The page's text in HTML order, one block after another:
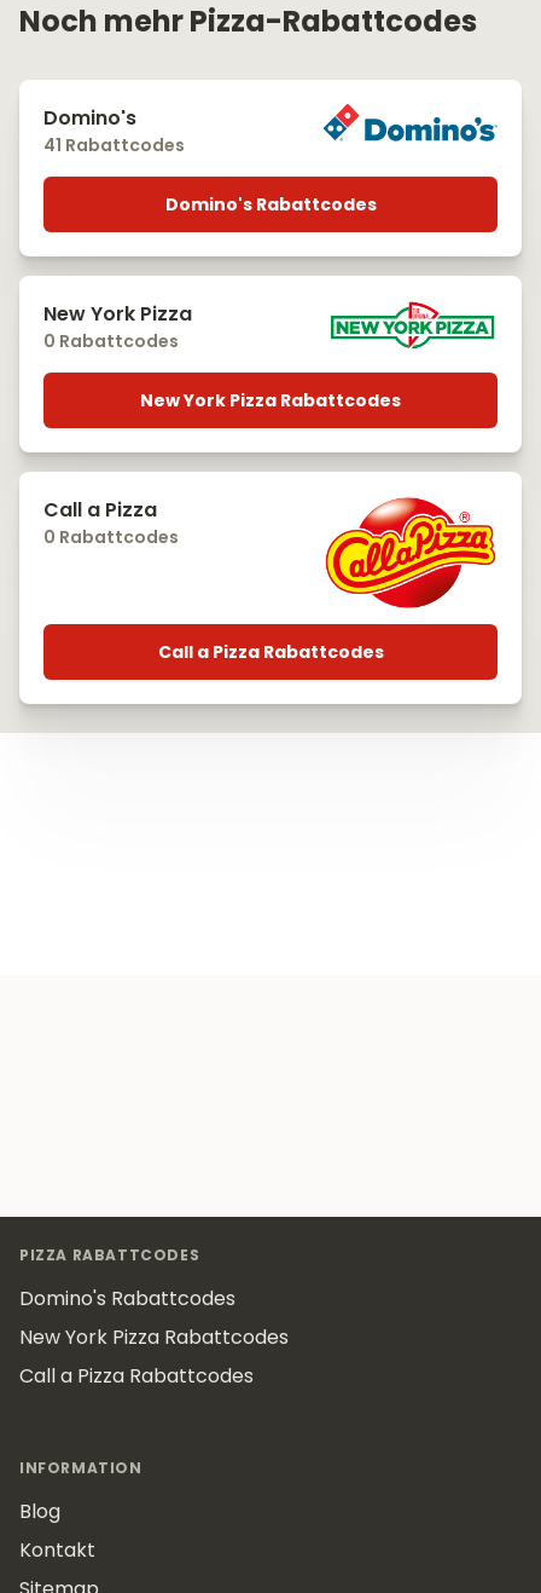
Noch mehr Pizza-Rabattcodes
Domino's
41 Rabattcodes
Domino's Rabattcodes
New York Pizza
0 Rabattcodes
New York Pizza Rabattcodes
Call a Pizza
0 Rabattcodes
Call a Pizza Rabattcodes
PIZZA RABATTCODES
Domino's Rabattcodes
New York Pizza Rabattcodes
Call a Pizza Rabattcodes
INFORMATION
Blog
Kontakt